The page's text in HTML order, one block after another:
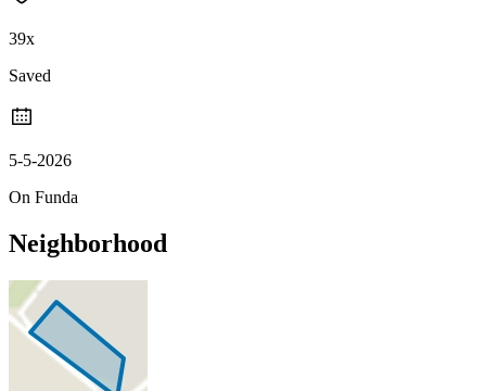
39x
Saved
5-5-2026
On Funda
Neighborhood